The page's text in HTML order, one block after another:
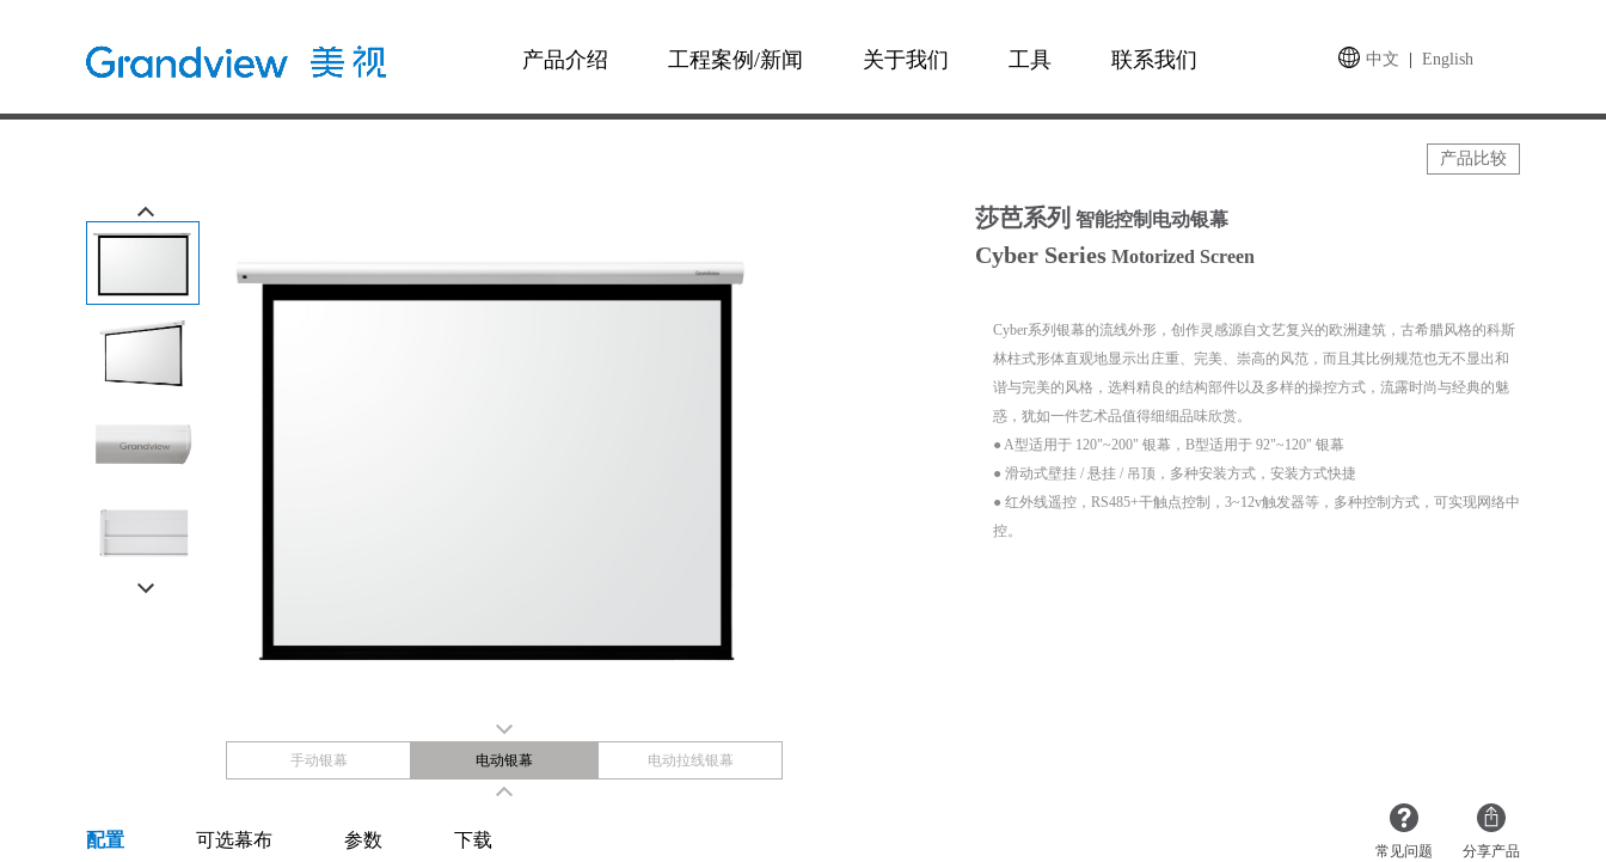
产品介绍 工程案例/新闻 关于我们 工具 联系我们 中文 English
产品比较
手动银幕 电动银幕 电动拉线银幕
莎芭系列 智能控制电动银幕
Cyber Series Motorized Screen
Cyber系列银幕的流线外形，创作灵感源自文艺复兴的欧洲建筑，古希腊风格的科斯
林柱式形体直观地显示出庄重、完美、崇高的风范，而且其比例规范也无不显出和
谐与完美的风格，选料精良的结构部件以及多样的操控方式，流露时尚与经典的魅
惑，犹如一件艺术品值得细细品味欣赏。
● A型适用于 120"~200" 银幕，B型适用于 92"~120" 银幕
● 滑动式壁挂 / 悬挂 / 吊顶，多种安装方式，安装方式快捷
● 红外线遥控，RS485+干触点控制，3~12v触发器等，多种控制方式，可实现网络中
控。
配置 可选幕布 参数 下载
常见问题 分享产品